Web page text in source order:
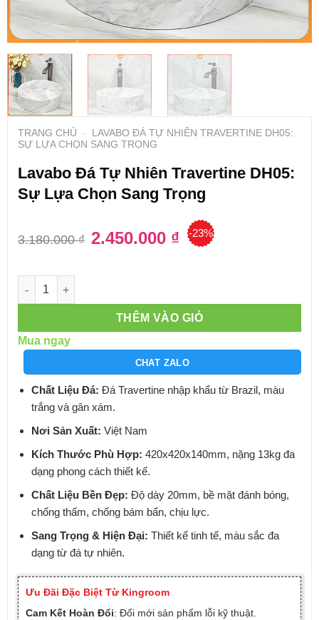
TRANG CHỦ -
LAVABO ĐÁ TỰ NHIÊN TRAVERTINE DH05:
SỰ LỰA CHỌN SANG TRỌNG
Lavabo Đá Tự Nhiên Travertine DH05:
Sự Lựa Chọn Sang Trọng
3.180.000₫
Giá
gốc
2.450.000 ₫Giá
hiện
-23%
Số lượng
THÊM VÀO GIỎ
Mua ngay
CHAT ZALO
Chất Liệu Đá: Đá Travertine nhập khẩu từ Brazil, màu
trắng và gân xám.
Nơi Sản Xuất: Việt Nam
Kích Thước Phù Hợp: 420x420x140mm, nặng 13kg đa
dạng phong cách thiết kế.
Chất Liệu Bền Đẹp: Độ dày 20mm, bề mặt đánh bóng,
chống thấm, chống bám bẩn, chịu lực.
Sang Trọng & Hiện Đại: Thiết kế tinh tế, màu sắc đa
dạng từ đá tự nhiên.
Ưu Đãi Đặc Biệt Từ Kingroom
Cam Kết Hoàn Đổi: Đổi mới sản phẩm lỗi kỹ thuật.